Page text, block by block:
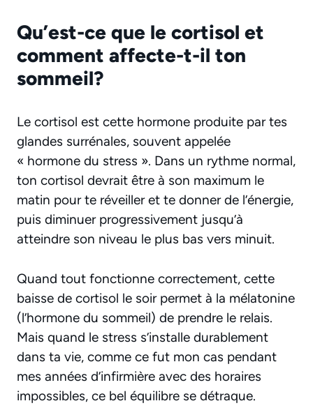
Qu’est-ce que le cortisol et
comment affecte-t-il ton
sommeil?
Le cortisol est cette hormone produite par tes
glandes surrénales, souvent appelée
« hormone du stress ». Dans un rythme normal,
ton cortisol devrait être à son maximum le
matin pour te réveiller et te donner de l’énergie,
puis diminuer progressivement jusqu’à
atteindre son niveau le plus bas vers minuit.
Quand tout fonctionne correctement, cette
baisse de cortisol le soir permet à la mélatonine
(l’hormone du sommeil) de prendre le relais.
Mais quand le stress s’installe durablement
dans ta vie, comme ce fut mon cas pendant
mes années d’infirmière avec des horaires
impossibles, ce bel équilibre se détraque.